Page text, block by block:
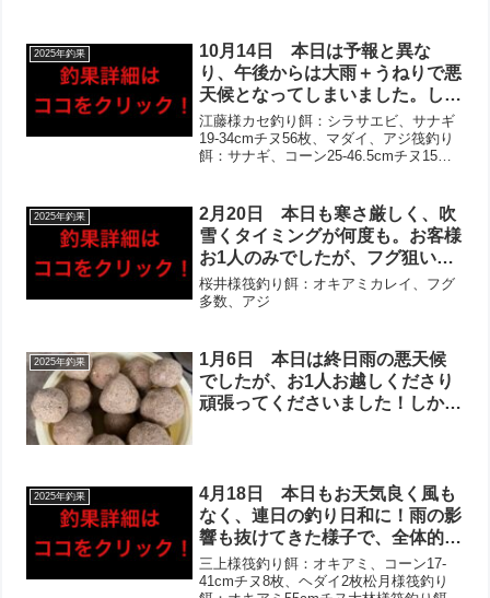
2025年釣果
10月14日 本日は予報と異な
り、午後からは大雨＋うねりで悪
天候となってしまいました。しか
し釣果は非常に良く、ほとんどの
方にお写真撮らせて頂きました！
チヌは50枚オーバー含む2桁枚数
メが複数枚あがり、アジも大漁で
20cm後半サイズ多数！
江藤様カセ釣り餌：シラサエビ、サナギ
19-34cmチヌ56枚、マダイ、アジ筏釣り
餌：サナギ、コーン25-46.5cmチヌ15枚
キアミ、サナギ、コーン20-38....
2025年釣果
2月20日 本日も寒さ厳しく、吹
雪くタイミングが何度も。お客様
お1人のみでしたが、フグ狙いで
頑張ってくださいました！朝一は
低活性でしたが、徐々に活性が上
群れでいたようですので、狙えば
数も伸ばせそうとのお話しでし
た‼︎
桜井様筏釣り餌：オキアミカレイ、フグ
多数、アジ
2025年釣果
1月6日 本日は終日雨の悪天候
でしたが、お1人お越しくださり
頑張ってくださいました！しかし
況で、リリース済でお写真撮れず
でした。
2025年釣果
4月18日 本日もお天気良く風も
なく、連日の釣り日和に！雨の影
響も抜けてきた様子で、全体的に
少し活性が上昇‼︎やはり午後中心
の釣果は変わらずでしたが、チヌ
三上様筏釣り餌：オキアミ、コーン17-
41cmチヌ8枚、ヘダイ2枚松月様筏釣り